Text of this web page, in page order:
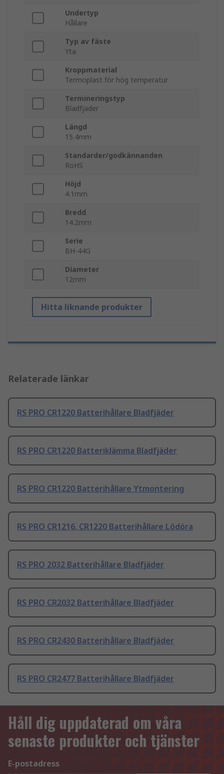
Undertyp
Hållare
Typ av fäste
Yta
Kroppmaterial
Termoplast för hög temperatur
Termineringstyp
Bladfjäder
Längd
15.4mm
Standarder/godkännanden
RoHS
Höjd
4.1mm
Bredd
14.2mm
Serie
BH-44G
Diameter
12mm
Hitta liknande produkter
Relaterade länkar
RS PRO CR1220 Batterihållare Bladfjäder
RS PRO CR1220 Batteriklämma Bladfjäder
RS PRO CR1220 Batterihållare Ytmontering
RS PRO CR1216, CR1220 Batterihållare Lödöra
RS PRO 2032 Batterihållare Bladfjäder
RS PRO CR2032 Batterihållare Bladfjäder
RS PRO CR2430 Batterihållare Bladfjäder
RS PRO CR2477 Batterihållare Bladfjäder
Håll dig uppdaterad om våra
senaste produkter och tjänster
E-postadress